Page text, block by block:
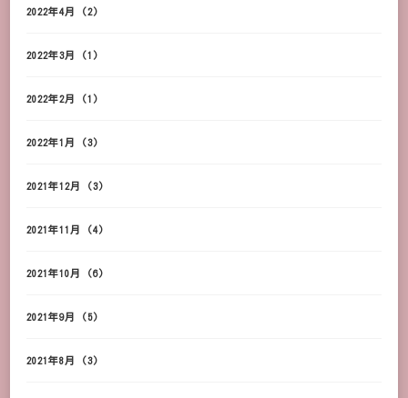
2022年4月 (2)
2022年3月 (1)
2022年2月 (1)
2022年1月 (3)
2021年12月 (3)
2021年11月 (4)
2021年10月 (6)
2021年9月 (5)
2021年8月 (3)